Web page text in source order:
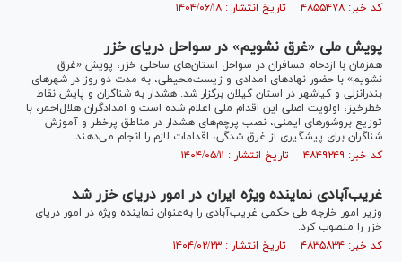
کد خبر: ۴۸۵۵۴۷۸ تاریخ انتشار : ۱۴۰۴/۰۶/۱۸
پویش ملی «غرق نشویم» در سواحل دریای خزر
همزمان با ازدحام مسافران در سواحل استان‌های ساحلی خزر، پویش «غرق
نشویم» با حضور نهادهای امدادی و زیست‌محیطی، به مدت دو روز در شهرهای
بندرانزلی و کیاشهر در استان گیلان برگزار شد. هشدار به شناگران و پایش نقاط
خطرخیز، اولویت اصلی این اقدام ملی اعلام شده است و امدادگران هلال‌احمر، با
توزیع بروشورهای ایمنی، نصب پرچم‌های هشدار در مناطق پرخطر و آموزش
شناگران برای پیشگیری از غرق شدگی، اقدامات لازم را انجام می‌دهند.
کد خبر: ۴۸۴۹۲۴۹ تاریخ انتشار : ۱۴۰۴/۰۵/۱۱
غریب‌آبادی نماینده ویژه ایران در امور دریای خزر شد
وزیر امور خارجه طی حکمی غریب‌آبادی را به‌عنوان نماینده ویژه در امور دریای
خزر را منصوب کرد.
کد خبر: ۴۸۳۵۸۳۴ تاریخ انتشار : ۱۴۰۴/۰۲/۲۳